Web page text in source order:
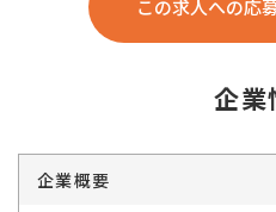
この求人への応
企業
企業概要